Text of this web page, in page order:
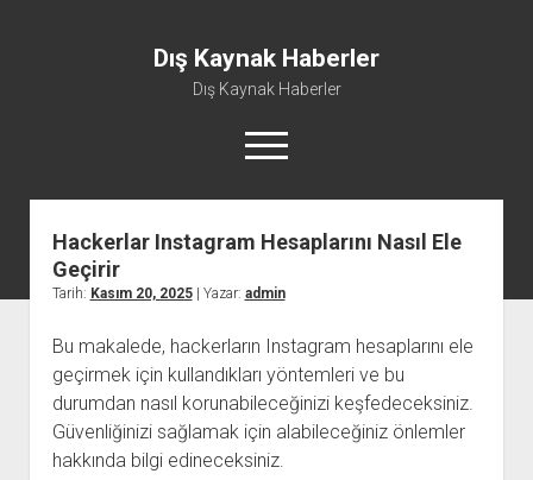
Dış Kaynak Haberler
Dış Kaynak Haberler
menüyü
aç
Facebook Beğeni Arttırma Hilesi
Instagram Gizli Hesap Görme Uygulaması Ücretsiz
Liste
Sayfa Listesi
Hackerlar Instagram Hesaplarını Nasıl Ele
Geçirir
Tarih: Kasım 20, 2025| Yazar: admin
Bu makalede, hackerların Instagram hesaplarını ele
geçirmek için kullandıkları yöntemleri ve bu
durumdan nasıl korunabileceğinizi keşfedeceksiniz.
Güvenliğinizi sağlamak için alabileceğiniz önlemler
hakkında bilgi edineceksiniz.